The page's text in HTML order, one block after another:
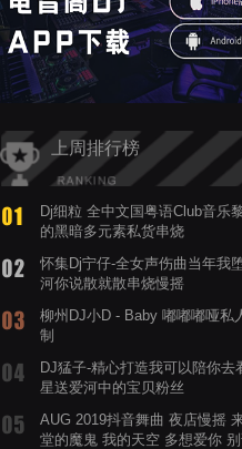
上周排行榜
Dj细粒 全中文国粤语Club音乐
的黑暗多元素私货串烧
怀集Dj宁仔-全女声伤曲当年我
河你说散就散串烧慢摇
柳州DJ小D - Baby 嘟嘟嘟哑私
制
DJ猛子-精心打造我可以陪你去
星送爱河中的宝贝粉丝
AUG 2019抖音舞曲 夜店慢摇
堂的魔鬼 我的天空 多想爱你